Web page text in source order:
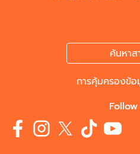
ค้นหาส
การคุ้มครองข้